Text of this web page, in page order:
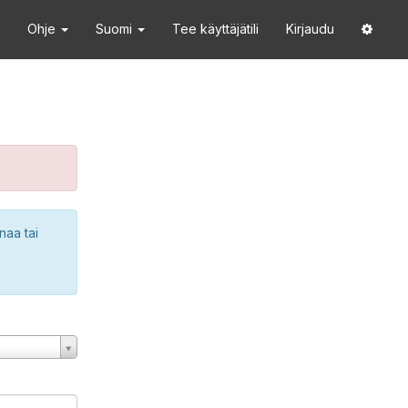
Ohje Suomi Tee käyttäjätili Kirjaudu
tai